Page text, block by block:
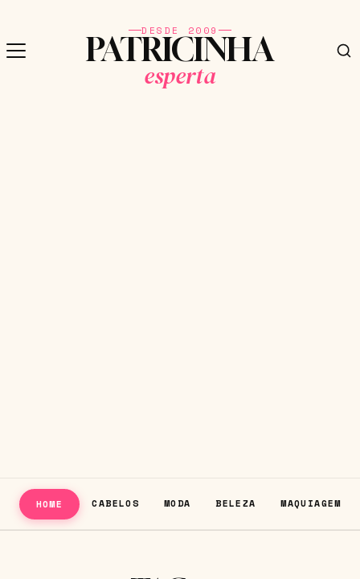
DESDE 2009
PATRICINHA
esperta
HOME CABELOS MODA BELEZA MAQUIAGEM